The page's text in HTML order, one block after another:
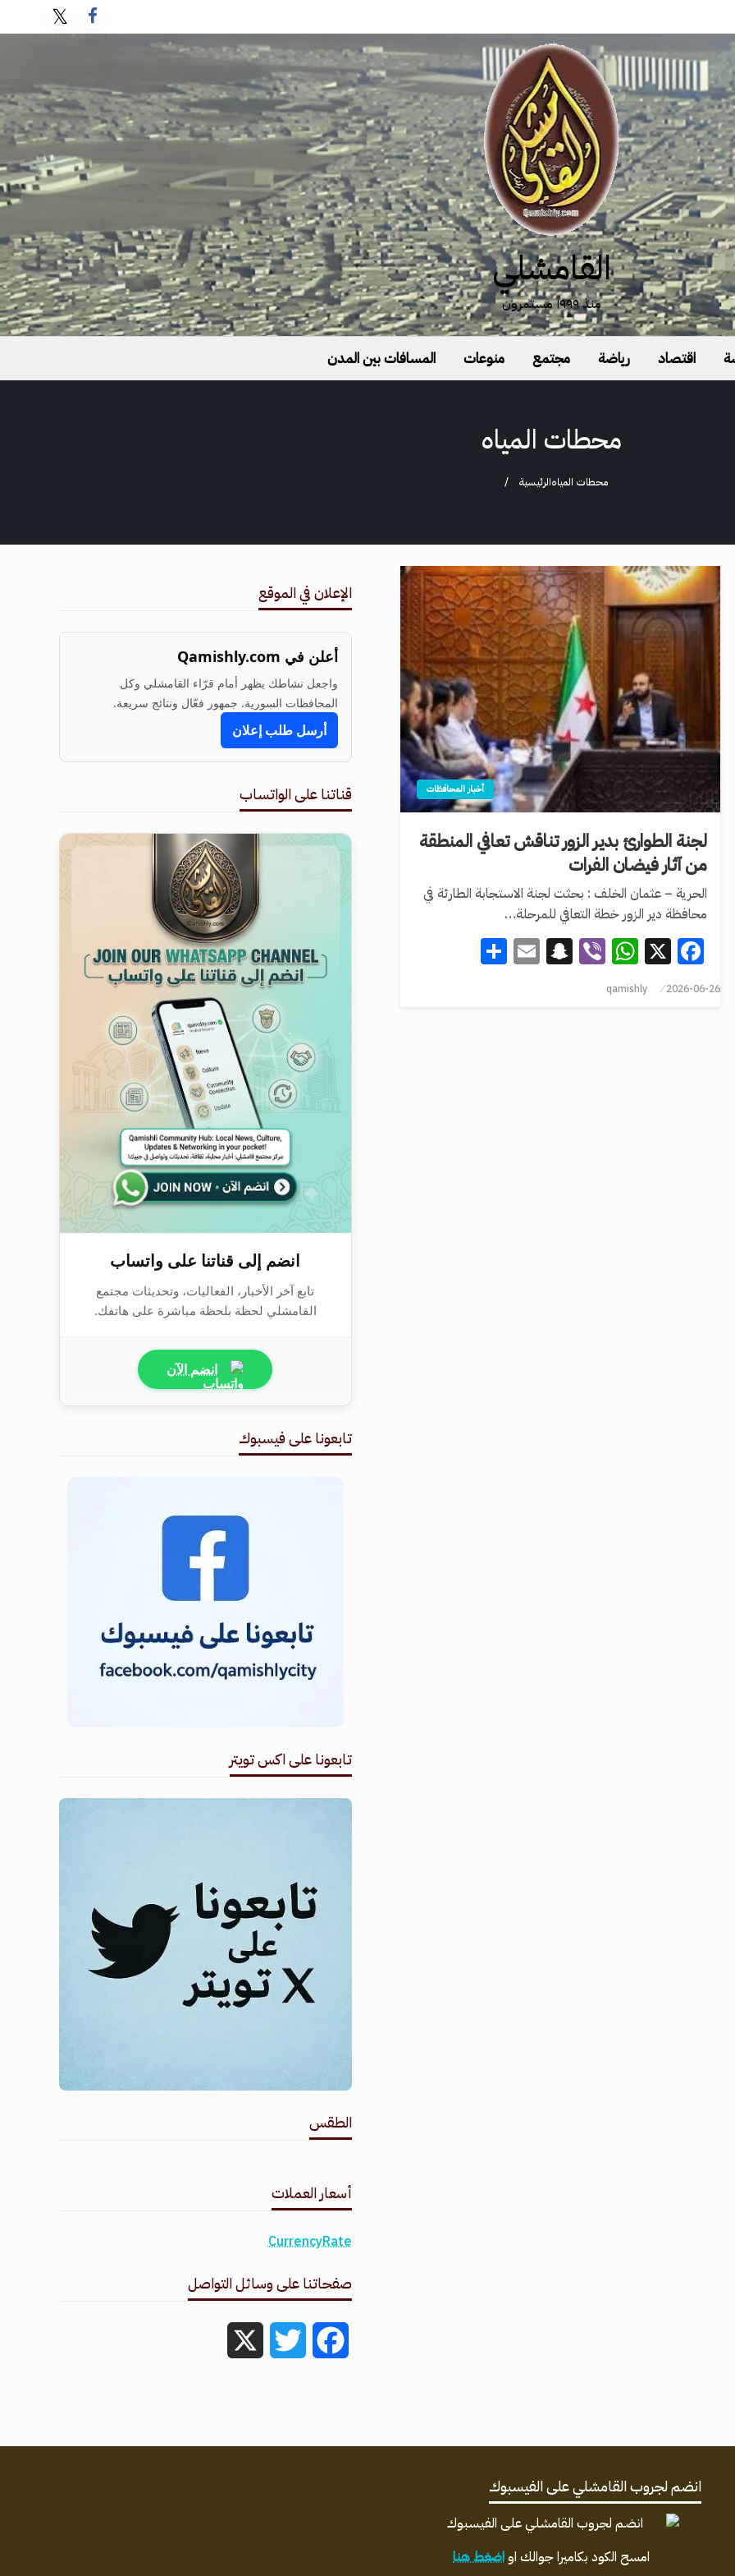
القامشلي
منذ ١٩٩٩ مستمرون
اقتصاد رياضة مجتمع منوعات المسافات بين المدن
محطات المياه
الرئيسيةمحطات المياه
أخبار المحافظات
لجنة الطوارئ بدير الزور تناقش تعافي المنطقة
من آثار فيضان الفرات
الحرية – عثمان الخلف : بحثت لجنة الاستجابة الطارئة في
محافظة دير الزور خطة التعافي للمرحلة…
Facebook
X
WhatsApp
Viber
Snapchat
Email
2026-06-26
qamishly
الإعلان في الموقع
أعلن في Qamishly.com
واجعل نشاطك يظهر أمام قرّاء القامشلي وكل
المحافظات السورية. جمهور فعّال ونتائج سريعة.
أرسل طلب إعلان
قناتنا على الواتساب
انضم إلى قناتنا على واتساب
تابع آخر الأخبار، الفعاليات، وتحديثات مجتمع
القامشلي لحظة بلحظة مباشرة على هاتفك.
انضم الآن
تابعونا على فيسبوك
تابعونا على اكس تويتر
الطقس
أسعار العملات
CurrencyRate
صفحاتنا على وسائل التواصل
Facebook
Twitter
انضم لجروب القامشلي على الفيسبوك
امسح الكود بكاميرا جوالك اواضغط هنا